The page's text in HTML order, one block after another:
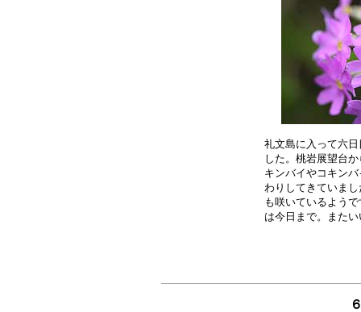
礼文島に入って六
した。桃岩展望台
キンバイやコキン
わりしてきていま
も咲いているよう